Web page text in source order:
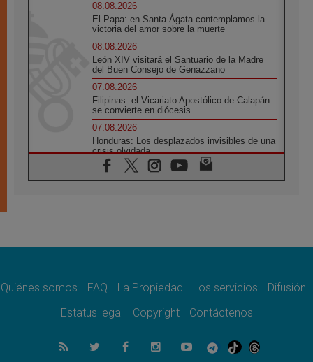
08.08.2026
El Papa: en Santa Ágata contemplamos la
victoria del amor sobre la muerte
08.08.2026
León XIV visitará el Santuario de la Madre
del Buen Consejo de Genazzano
07.08.2026
Filipinas: el Vicariato Apostólico de Calapán
se convierte en diócesis
07.08.2026
Honduras: Los desplazados invisibles de una
crisis olvidada
07.08.2026
Bokalic: "En Argentina el Papa León señalará
07.08.2026
07.08.2026
Universidades Católicas: «Exercises in
07.08.2026
Fortunatus Nwachukwu: la comunicación
Quiénes somos FAQ La Propiedad Los servicios
Difusión
Estatus legal
Copyright Contáctenos